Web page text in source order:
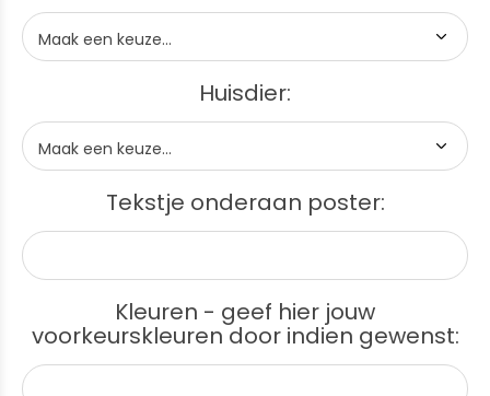
Huisdier:
Tekstje onderaan poster:
Kleuren - geef hier jouw
voorkeurskleuren door indien gewenst: